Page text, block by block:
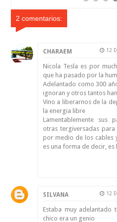
2 comentarios:
CHARAEM 12
Nicola Tesla es por
que ha pasado por la
Adelantado como 300
ignoran y otros tantos
Vino a liberarnos de la
la energia libre
Lamentablemente sus
otras tergiversadas
por medio de los cables
es una forma de decir,
SILVANA 12
Estaba muy
chico era un genio